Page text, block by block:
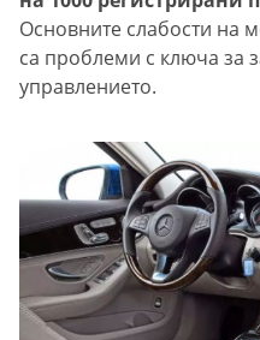
Основните слабости на
са проблеми с ключа за
управлението.